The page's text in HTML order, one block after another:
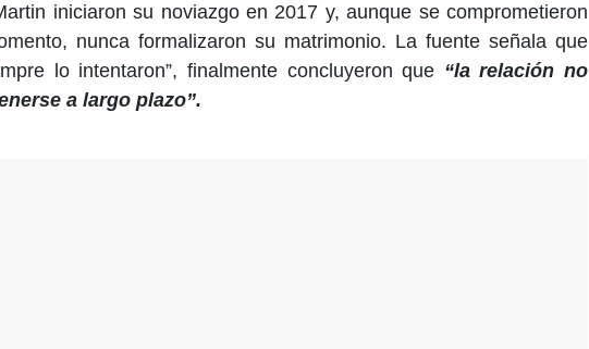
iniciaron su noviazgo en 2017 y, aunque se comprometieron
nunca formalizaron su matrimonio. La fuente señala que
lo intentaron”, finalmente concluyeron que “la relación no
a largo plazo”.